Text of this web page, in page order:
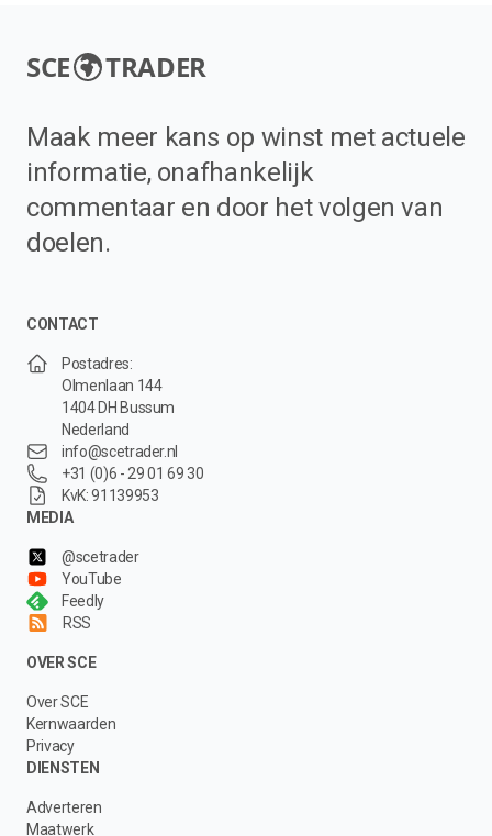
SCE TRADER
Maak meer kans op winst met actuele
informatie, onafhankelijk
commentaar en door het volgen van
doelen.
CONTACT
Postadres:
Olmenlaan 144
1404 DH Bussum
Nederland
info@scetrader.nl
+31 (0)6 - 29 01 69 30
KvK: 91139953
MEDIA
@scetrader
YouTube
Feedly
RSS
OVER SCE
Over SCE
Kernwaarden
Privacy
DIENSTEN
Adverteren
Maatwerk